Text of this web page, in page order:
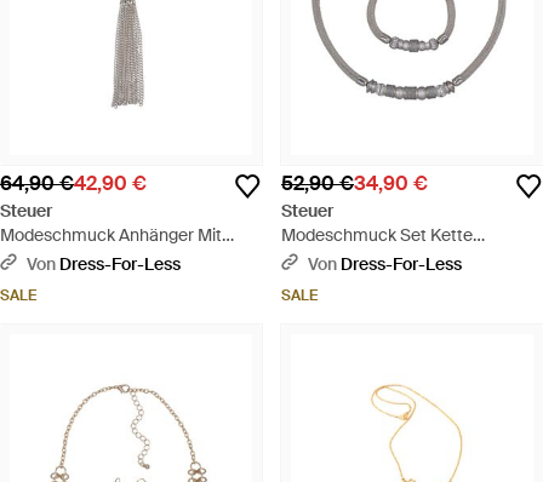
64,90 €42,90 €
Steuer
Modeschmuck Anhänger Mit
Kette Metall Glanz Glasstein Lila -
Von Dress-For-Less
SALE
52,90 €34,90 €
Steuer
Modeschmuck Set Kette
Armband Metall 48+7,0Cm +
Metall - Weiß
Von Dress-For-Less
SALE